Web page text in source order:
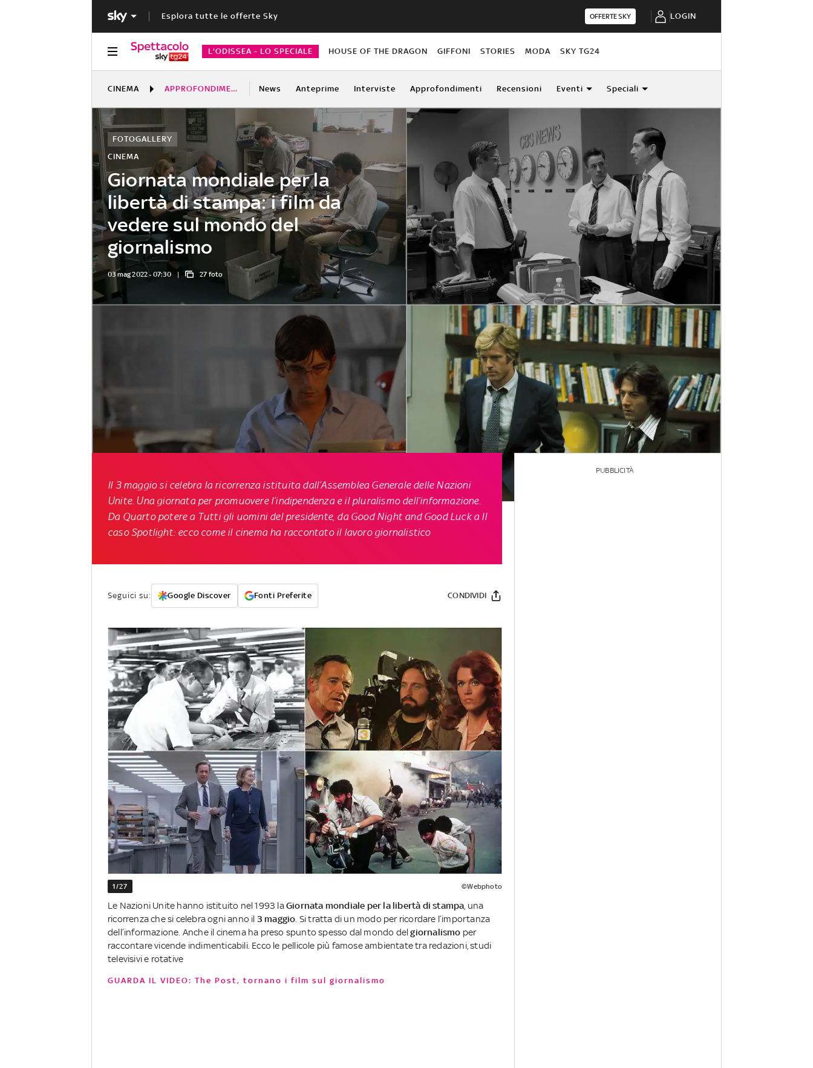
Esplora tutte le offerte Sky OFFERTE SKY LOGIN
L'ODISSEA - LO SPECIALE HOUSE OF THE DRAGON GIFFONI STORIES MODA SKY TG24
CINEMA APPROFONDIMENTI News Anteprime Interviste Approfondimenti Recensioni Eventi Speciali
Giornata mondiale per la
libertà di stampa: i film da
vedere sul mondo del
giornalismo
CINEMA
FOTOGALLERY
03 mag 2022 - 07:30 27 foto
Il 3 maggio si celebra la ricorrenza istituita dall’Assemblea Generale delle Nazioni
Unite. Una giornata per promuovere l’indipendenza e il pluralismo dell’informazione.
Da Quarto potere a Tutti gli uomini del presidente, da Good Night and Good Luck a Il
caso Spotlight: ecco come il cinema ha raccontato il lavoro giornalistico
Seguici su: Google Discover Fonti Preferite CONDIVIDI
1/27 ©Webphoto
Le Nazioni Unite hanno istituito nel 1993 laGiornata mondiale per la libertà di stampa , una
ricorrenza che si celebra ogni anno il 3 maggio . Si tratta di un modo per ricordare l’importanza
dell’informazione. Anche il cinema ha preso spunto spesso dal mondo delgiornalismo per
raccontare vicende indimenticabili. Ecco le pellicole più famose ambientate tra redazioni, studi
televisivi e rotative
GUARDA IL VIDEO: The Post, tornano i film sul giornalismo
PUBBLICITÀ